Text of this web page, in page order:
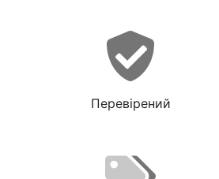
Перевірений